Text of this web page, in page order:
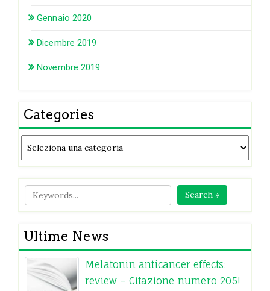
Gennaio 2020
Dicembre 2019
Novembre 2019
Categories
Search »
Ultime News
Melatonin anticancer effects:
review – Citazione numero 205!